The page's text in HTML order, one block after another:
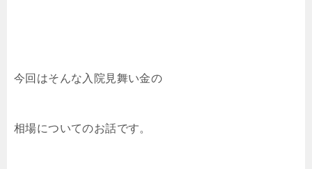
今回はそんな入院見舞い金の
相場についてのお話です。